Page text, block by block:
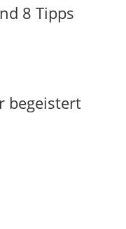
8 Tipps
begeistert